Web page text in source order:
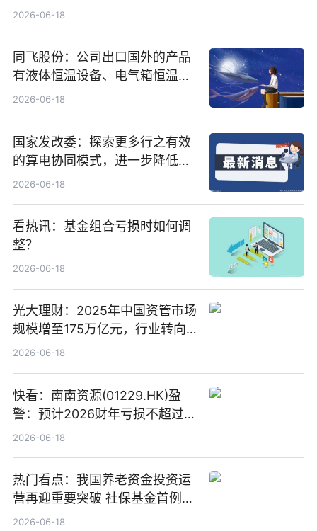
行5200万股
2026-06-18
同飞股份：公司出口国外的产品
有液体恒温设备、电气箱恒温装
置、纯水冷却单元和特种换热器
2026-06-18
国家发改委：探索更多行之有效
的算电协同模式，进一步降低网
络传输时延_最资讯
2026-06-18
看热讯：基金组合亏损时如何调
整？
2026-06-18
光大理财：2025年中国资管市场
规模增至175万亿元，行业转向
“量质并重”
2026-06-18
快看：南南资源(01229.HK)盈
警：预计2026财年亏损不超过
1000万港元
2026-06-18
热门看点：我国养老资金投资运
营再迎重要突破 社保基金首例期
货账户完成开立
2026-06-18